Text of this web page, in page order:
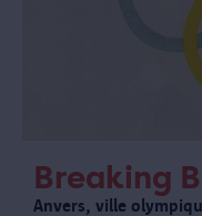
Breaking
Anvers, ville